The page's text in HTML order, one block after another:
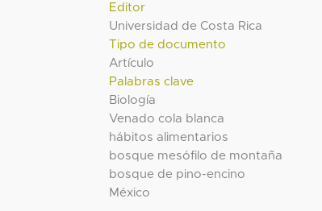
Editor
Universidad de Costa Rica
Tipo de documento
Artículo
Palabras clave
Biología
Venado cola blanca
hábitos alimentarios
bosque mesófilo de montaña
bosque de pino-encino
México